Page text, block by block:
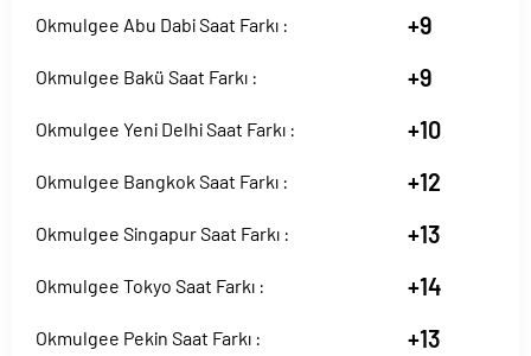
Okmulgee Abu Dabi Saat Farkı : +9
Okmulgee Bakü Saat Farkı : +9
Okmulgee Yeni Delhi Saat Farkı : +10
Okmulgee Bangkok Saat Farkı : +12
Okmulgee Singapur Saat Farkı : +13
Okmulgee Tokyo Saat Farkı : +14
Okmulgee Pekin Saat Farkı : +13